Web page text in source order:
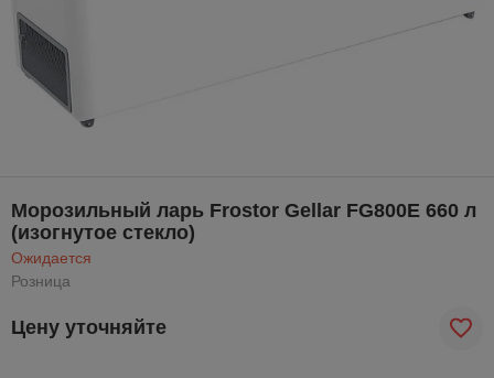
Морозильный ларь Frostor Gellar FG800Е 660 л
(изогнутое стекло)
Ожидается
Розница
Цену уточняйте